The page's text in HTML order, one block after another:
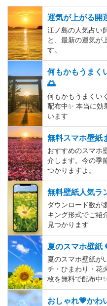
運気が上がる開
江ノ島の人気占い
と、最新の運気が
す。
何もかもうまく
🌅
何もかもうまくい
配布中✨️ 本当に効
います
無料スマホ壁紙
おすすめのスマホ
介します。今の季
つかりますよ。
無料壁紙人気ラ
ダウンロード数が
キング形式でご紹
見つかります
夏のスマホ壁紙
夏のスマホ壁紙が
チ・ひまわり・花
枚を無料で配布中
おしゃれ💗かわ